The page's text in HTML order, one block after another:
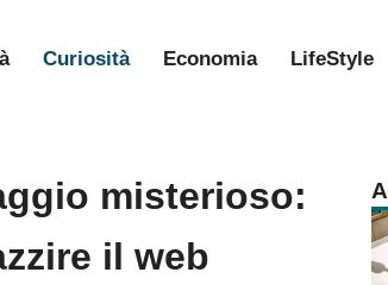
Curiosità Economia LifeStyle
misterioso:
il web